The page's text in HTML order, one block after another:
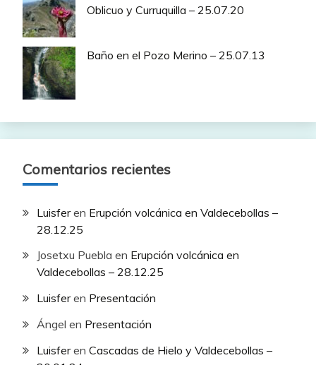
Oblicuo y Curruquilla – 25.07.20
Baño en el Pozo Merino – 25.07.13
Comentarios recientes
Luisferen Erupción volcánica en Valdecebollas –
28.12.25
Josetxu Puebla en Erupción volcánica en
Valdecebollas – 28.12.25
Luisferen Presentación
Ángel en Presentación
Luisferen Cascadas de Hielo y Valdecebollas –